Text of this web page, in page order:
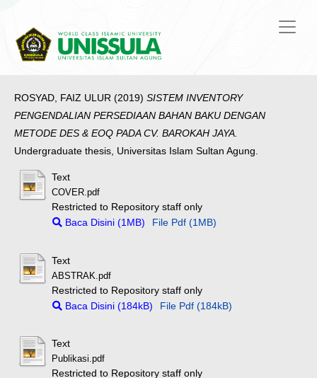
ROSYAD, FAIZ ULUR (2019) SISTEM INVENTORY
PENGENDALIAN PERSEDIAAN BAHAN BAKU DENGAN
METODE DES & EOQ PADA CV. BAROKAH JAYA.
Undergraduate thesis, Universitas Islam Sultan Agung.
Text
COVER.pdf
Restricted to Repository staff only
Baca Disini (1MB)
File Pdf (1MB)
Text
ABSTRAK.pdf
Restricted to Repository staff only
Baca Disini (184kB)
File Pdf (184kB)
Text
Publikasi.pdf
Restricted to Repository staff only